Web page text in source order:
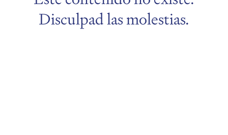
Disculpad las molestias.